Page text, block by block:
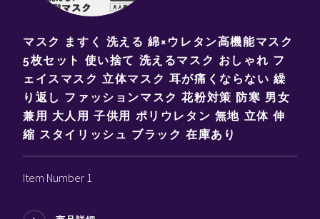
マスク ますく 洗える 綿×ウレタン高機能マスク
5枚セット 使い捨て 洗えるマスク おしゃれ フ
ェイスマスク 立体マスク 耳が痛くならない 繰
り返し ファッションマスク 花粉対策 防寒 男女
兼用 大人用 子供用 ポリウレタン 無地 立体 伸
縮 スタイリッシュ ブラック 在庫あり
Item Number 1